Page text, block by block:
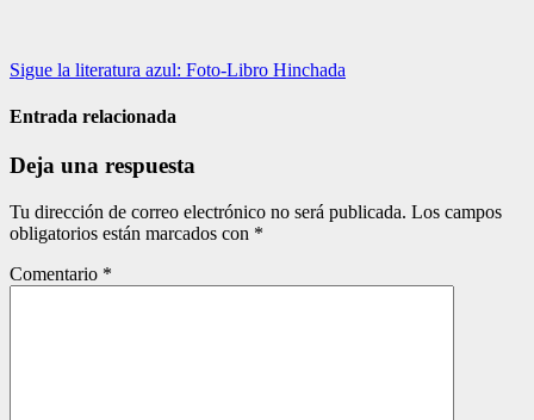
Navegación
de
Sigue la literatura azul: Foto-Libro Hinchada
Entrada relacionada
Deja una respuesta
Tu dirección de correo electrónico no será publicada. Los campos
obligatorios están marcados con *
Comentario *